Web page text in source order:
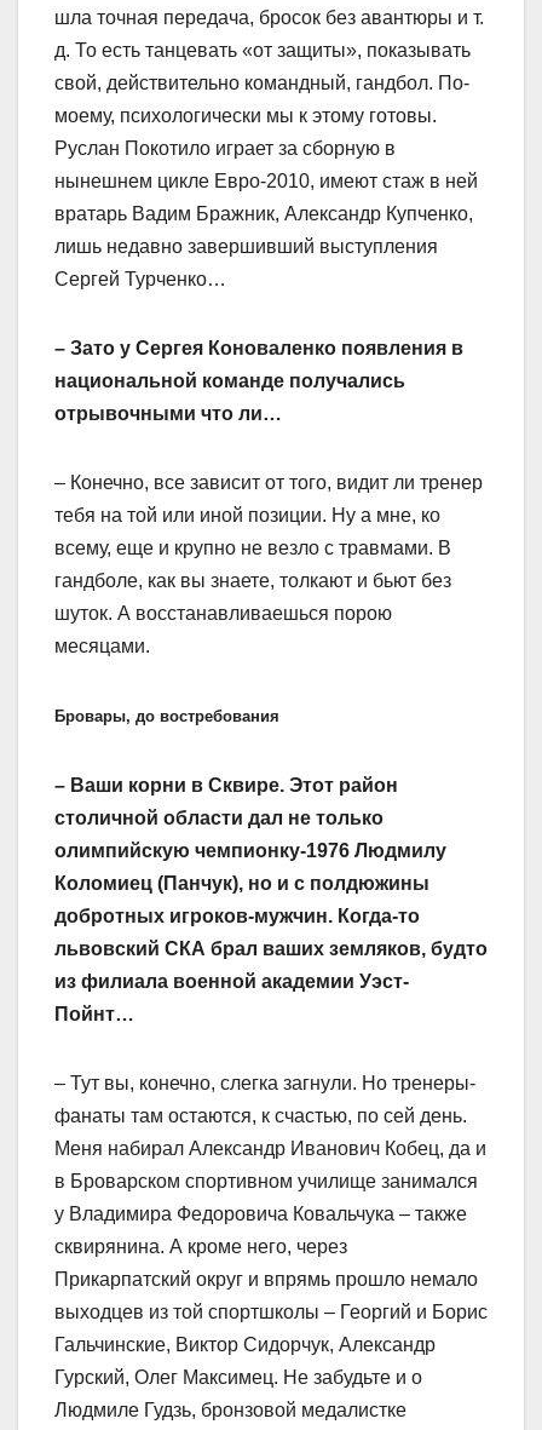
шла точная передача, бросок без авантюры и т.
д. То есть танцевать «от защиты», показывать
свой, действительно командный, гандбол. По-
моему, психологически мы к этому готовы.
Руслан Покотило играет за сборную в
нынешнем цикле Евро-2010, имеют стаж в ней
вратарь Вадим Бражник, Александр Купченко,
лишь недавно завершивший выступления
Сергей Турченко…
– Зато у Сергея Коноваленко появления в
национальной команде получались
отрывочными что ли…
– Конечно, все зависит от того, видит ли тренер
тебя на той или иной позиции. Ну а мне, ко
всему, еще и крупно не везло с травмами. В
гандболе, как вы знаете, толкают и бьют без
шуток. А восстанавливаешься порою
месяцами.
Бровары, до востребования
– Ваши корни в Сквире. Этот район
столичной области дал не только
олимпийскую чемпионку-1976 Людмилу
Коломиец (Панчук), но и с полдюжины
добротных игроков-мужчин. Когда-то
львовский СКА брал ваших земляков, будто
из филиала военной академии Уэст-
Пойнт…
– Тут вы, конечно, слегка загнули. Но тренеры-
фанаты там остаются, к счастью, по сей день.
Меня набирал Александр Иванович Кобец, да и
в Броварском спортивном училище занимался
у Владимира Федоровича Ковальчука – также
сквирянина. А кроме него, через
Прикарпатский округ и впрямь прошло немало
выходцев из той спортшколы – Георгий и Борис
Гальчинские, Виктор Сидорчук, Александр
Гурский, Олег Максимец. Не забудьте и о
Людмиле Гудзь, бронзовой медалистке